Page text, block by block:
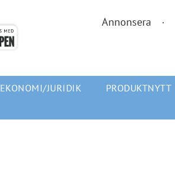
Annonsera
EKONOMI/JURIDIK PRODUKTNYTT